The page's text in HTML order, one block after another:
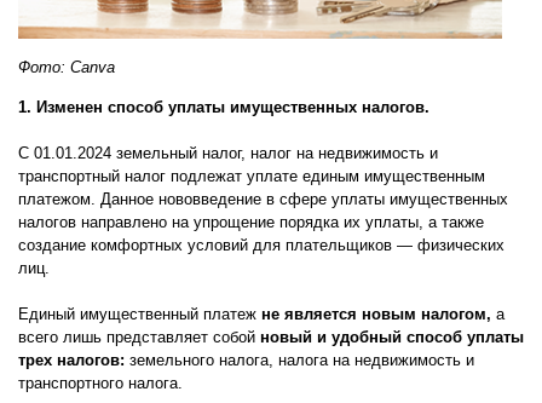
Фото: Canva
1. Изменен способ уплаты имущественных налогов.
С 01.01.2024 земельный налог, налог на недвижимость и
транспортный налог подлежат уплате единым имущественным
платежом. Данное нововведение в сфере уплаты имущественных
налогов направлено на упрощение порядка их уплаты, а также
создание комфортных условий для плательщиков — физических
лиц.
Единый имущественный платеж не является новым налогом, а
всего лишь представляет собой новый и удобный способ уплаты
трех налогов: земельного налога, налога на недвижимость и
транспортного налога.